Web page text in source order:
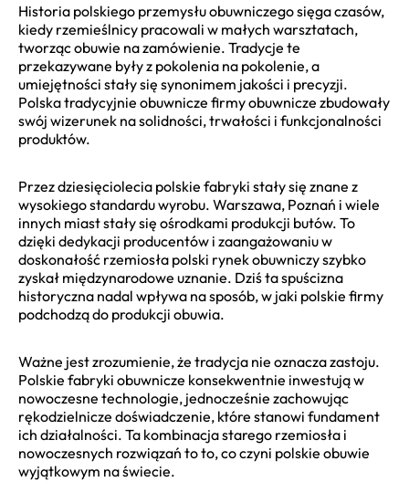
Historia polskiego przemysłu obuwniczego sięga czasów,
kiedy rzemieślnicy pracowali w małych warsztatach,
tworząc obuwie na zamówienie. Tradycje te
przekazywane były z pokolenia na pokolenie, a
umiejętności stały się synonimem jakości i precyzji.
Polska tradycyjnie obuwnicze firmy obuwnicze zbudowały
swój wizerunek na solidności, trwałości i funkcjonalności
produktów.
Przez dziesięciolecia polskie fabryki stały się znane z
wysokiego standardu wyrobu. Warszawa, Poznań i wiele
innych miast stały się ośrodkami produkcji butów. To
dzięki dedykacji producentów i zaangażowaniu w
doskonałość rzemiosła polski rynek obuwniczy szybko
zyskał międzynarodowe uznanie. Dziś ta spuścizna
historyczna nadal wpływa na sposób, w jaki polskie firmy
podchodzą do produkcji obuwia.
Ważne jest zrozumienie, że tradycja nie oznacza zastoju.
Polskie fabryki obuwnicze konsekwentnie inwestują w
nowoczesne technologie, jednocześnie zachowując
rękodzielnicze doświadczenie, które stanowi fundament
ich działalności. Ta kombinacja starego rzemiosła i
nowoczesnych rozwiązań to to, co czyni polskie obuwie
wyjątkowym na świecie.